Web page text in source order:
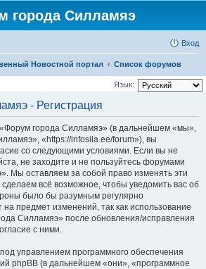
города Силламяэ
Вход
Новостной портал Список форумов
Язык:
- Регистрация
города Силламяэ» (в дальнейшем «мы»,
«https://infosila.ee/forum»), вы
со следующими условиями. Если вы не
не заходите и не пользуйтесь форумами
Мы оставляем за собой право изменять эти
всё возможное, чтобы уведомить вас об
было бы разумным регулярно
на предмет изменений, так как использование
Силламяэ» после обновления/исправления
с ними.
управлением программного обеспечения
phpBB (в дальнейшем «они», «программное